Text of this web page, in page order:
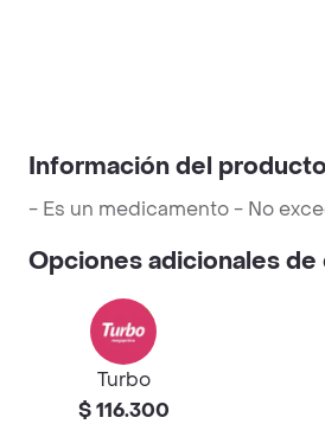
Información del producto
- Es un medicamento - No
Opciones adicionales de
Turbo
$ 116.300